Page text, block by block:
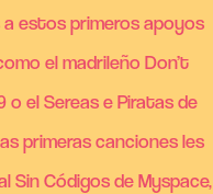
estos primeros apoyos
el madrileño Don’t
o el Sereas e Piratas de
primeras canciones les
Sin Códigos de Myspace,